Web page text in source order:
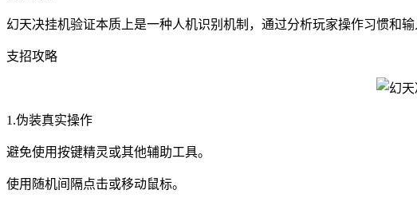
幻天决挂机验证本质上是一种人机识别机制，通过分析玩家操作习惯和
支招攻略
1.伪装真实操作
避免使用按键精灵或其他辅助工具。
使用随机间隔点击或移动鼠标。